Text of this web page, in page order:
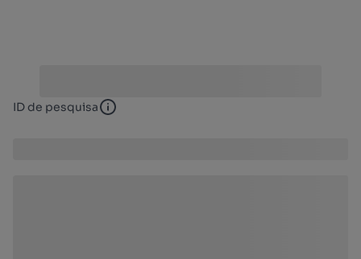
ID de pesquisa ID de pesquisa